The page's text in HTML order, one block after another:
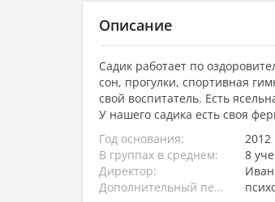
Описание
Садик работает по
сон, прогулки, спортивная
свой воспитатель. Есть
У нашего садика есть своя
Год основания:
2012
В группах в среднем:
8
Директор:
Дополнительный персонал: